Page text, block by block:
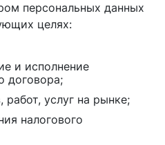
персональных данных
целях:
и исполнение
договора;
услуг на рынке;
налогового